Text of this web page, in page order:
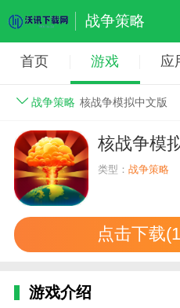
战争策略
首页 游戏 应
战争策略 核战争模拟中文版
核战争模
类型：战争策略
点击下载
游戏介绍